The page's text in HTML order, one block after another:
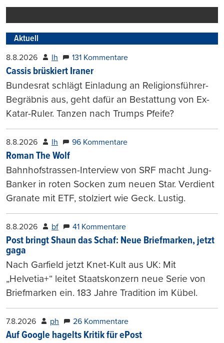
Aktuell
8.8.2026 lh 131 Kommentare
Cassis brüskiert Iraner
Bundesrat schlägt Einladung an Religionsführer-
Begräbnis aus, geht dafür an Bestattung von Ex-
Katar-Ruler. Tanzen nach Trumps Pfeife?
8.8.2026 lh 96 Kommentare
Roman The Wolf
Bahnhofstrassen-Interview von SRF macht Jung-
Banker in roten Socken zum neuen Star. Verdient
Granate mit ETF, stolziert wie Geck. Lustig.
8.8.2026 bf 41 Kommentare
Post bringt Shaun das Schaf: Neue Briefmarken, jetzt
gaga
Nach Garfield jetzt Knet-Kult aus UK: Mit
„Helvetia+“ leitet Staatskonzern neue Serie von
Briefmarken ein. 183 Jahre Tradition im Kübel.
7.8.2026 ph 26 Kommentare
Auf Google hagelts Kritik für ePost